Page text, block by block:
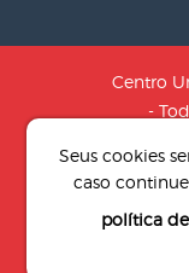
Centro
-
Social:
Seus cookies
caso
política